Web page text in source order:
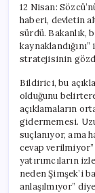
12 Nisan:
haberi, devletin
sürdü. Bakanlık,
stratejisinin
Bildirici, bu
olduğunu
açıklamaların
gidermemesi.
suçlanıyor, ama
cevap
yatırımcıların
neden Şimşek’i
anlaşılmıyor”